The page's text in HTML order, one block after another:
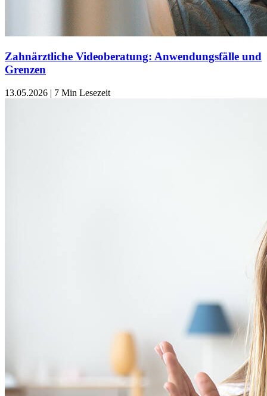
Zahnärztliche Videoberatung: Anwendungsfälle und
Grenzen
13.05.2026 | 7 Min Lesezeit